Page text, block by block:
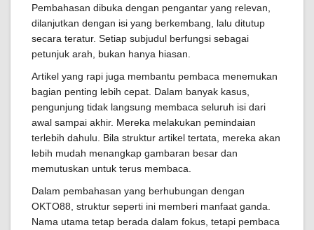
Pembahasan dibuka dengan pengantar yang relevan,
dilanjutkan dengan isi yang berkembang, lalu ditutup
secara teratur. Setiap subjudul berfungsi sebagai
petunjuk arah, bukan hanya hiasan.
Artikel yang rapi juga membantu pembaca menemukan
bagian penting lebih cepat. Dalam banyak kasus,
pengunjung tidak langsung membaca seluruh isi dari
awal sampai akhir. Mereka melakukan pemindaian
terlebih dahulu. Bila struktur artikel tertata, mereka akan
lebih mudah menangkap gambaran besar dan
memutuskan untuk terus membaca.
Dalam pembahasan yang berhubungan dengan
OKTO88, struktur seperti ini memberi manfaat ganda.
Nama utama tetap berada dalam fokus, tetapi pembaca